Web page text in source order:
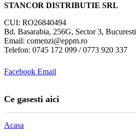
STANCOR DISTRIBUTIE SRL
CUI: RO26840494
Bd. Basarabia, 256G, Sector 3, Bucuresti
Email: comenzi@eppm.ro
Telefon: 0745 172 099 / 0773 920 337
Facebook Email
Ce gasesti aici
Acasa